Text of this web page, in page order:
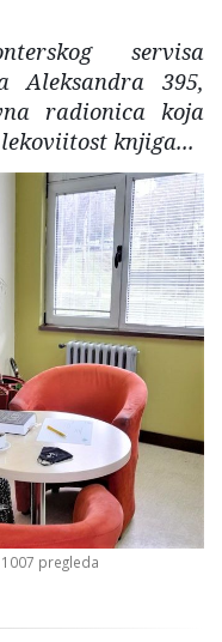
servisa
Aleksandra 395,
radionica koja
knjiga...
1007 pregleda